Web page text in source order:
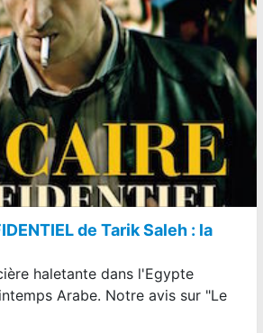
de Tarik Saleh : la
haletante dans l'Egypte
Arabe. Notre avis sur "Le